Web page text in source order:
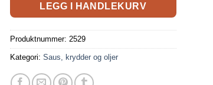
LEGG I HANDLEKURV
Produktnummer: 2529
Kategori: Saus, krydder og oljer